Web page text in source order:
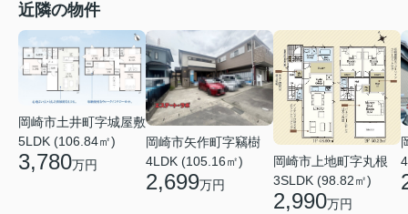
近隣の物件
岡崎市土井町字城屋敷
5LDK (106.84㎡)
3,780万円
岡崎市矢作町字竊樹
4LDK (105.16㎡)
2,699万円
岡崎市上地町字丸根
3SLDK (98.82㎡)
2,990万円